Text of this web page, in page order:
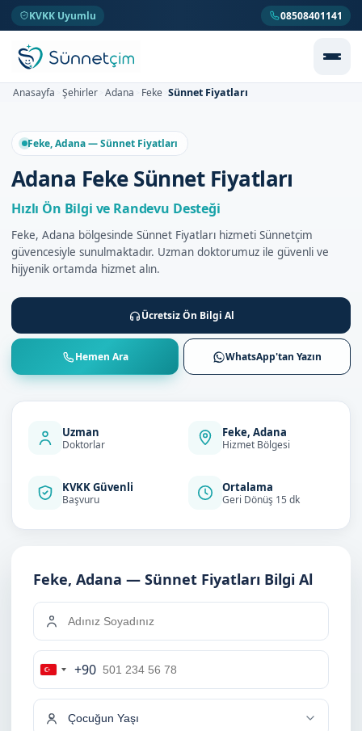
KVKK Uyumlu 08508401141
Anasayfa Şehirler Adana Feke Sünnet Fiyatları
Feke, Adana — Sünnet Fiyatları
Adana Feke Sünnet Fiyatları
Hızlı Ön Bilgi ve Randevu Desteği
Feke, Adana bölgesinde Sünnet Fiyatları hizmeti Sünnetçim
güvencesiyle sunulmaktadır. Uzman doktorumuz ile güvenli ve
hijyenik ortamda hizmet alın.
Ücretsiz Ön Bilgi Al
Hemen Ara WhatsApp'tan Yazın
Uzman
Doktorlar
Feke, Adana
Hizmet Bölgesi
KVKK Güvenli
Başvuru
Ortalama
Geri Dönüş 15 dk
Feke, Adana — Sünnet Fiyatları Bilgi Al
Turkey
+90
+90